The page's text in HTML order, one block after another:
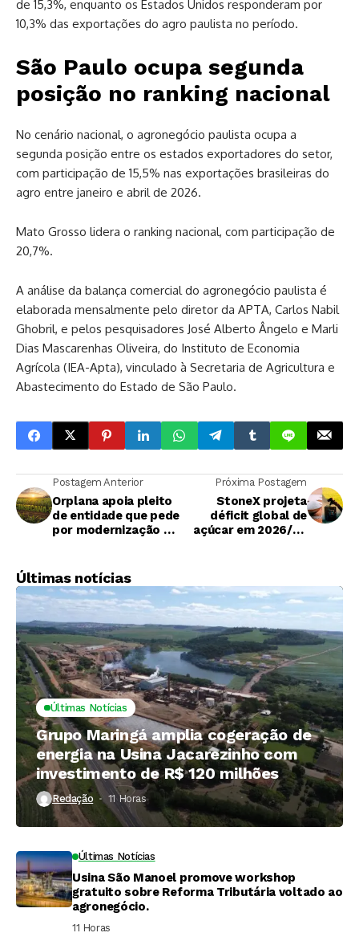
de 15,3%, enquanto os Estados Unidos responderam por
10,3% das exportações do agro paulista no período.
São Paulo ocupa segunda
posição no ranking nacional
No cenário nacional, o agronegócio paulista ocupa a
segunda posição entre os estados exportadores do setor,
com participação de 15,5% nas exportações brasileiras do
agro entre janeiro e abril de 2026.
Mato Grosso lidera o ranking nacional, com participação de
20,7%.
A análise da balança comercial do agronegócio paulista é
elaborada mensalmente pelo diretor da APTA, Carlos Nabil
Ghobril, e pelos pesquisadores José Alberto Ângelo e Marli
Dias Mascarenhas Oliveira, do Instituto de Economia
Agrícola (IEA-Apta), vinculado à Secretaria de Agricultura e
Abastecimento do Estado de São Paulo.
Postagem Anterior
Orplana apoia pleito
de entidade que pede
por modernização do
Próxima Postagem
StoneX projeta
déficit global de
açúcar em 2026/27
Últimas notícias
Últimas Notícias
Grupo Maringá amplia cogeração de
energia na Usina Jacarezinho com
investimento de R$ 120 milhões
Redação 11 Horas ⁮
Últimas Notícias
Usina São Manoel promove workshop
gratuito sobre Reforma Tributária voltado ao
agronegócio.
11 Horas ⁮